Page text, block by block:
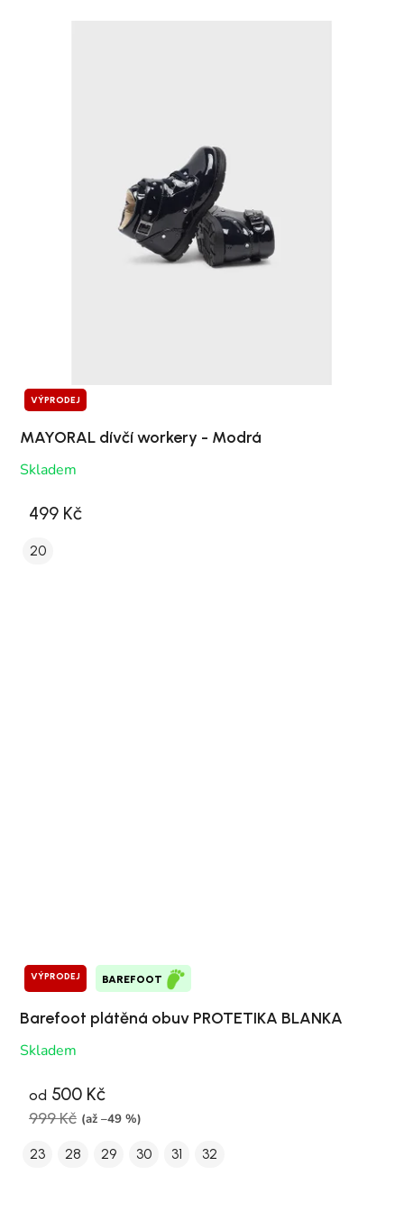
VÝPRODEJ
MAYORAL dívčí workery - Modrá
Skladem
499 Kč
20
VÝPRODEJ BAREFOOT
Barefoot plátěná obuv PROTETIKA BLANKA
Skladem
od 500 Kč
999 Kč (až –49 %)
23 28 29 30 31 32